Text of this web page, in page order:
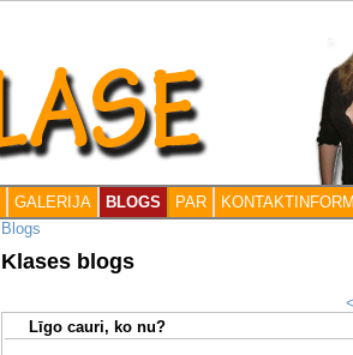
GALERIJA BLOGS PAR
Blogs
Klases blogs
Līgo cauri, ko nu?